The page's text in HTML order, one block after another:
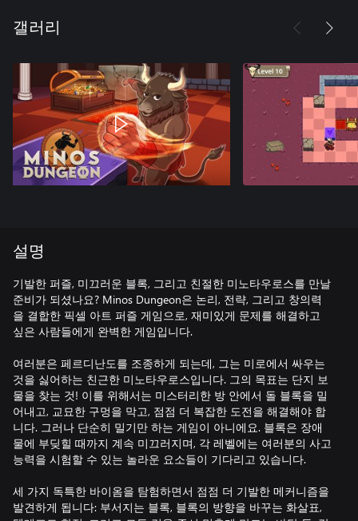
갤러리
설명
기발한 퍼즐, 미끄러운 블록, 그리고 친절한 미노타우로스를 만날
준비가 되셨나요? Minos Dungeon은 논리, 전략, 그리고 창의력
을 결합한 픽셀 아트 퍼즐 게임으로, 재미있게 문제를 해결하고
싶은 사람들에게 완벽한 게임입니다.
여러분은 페르디난도를 조종하게 되는데, 그는 미로에서 싸우는
것을 싫어하는 친근한 미노타우로스입니다. 그의 목표는 단지 보
물을 찾는 것! 이를 위해서는 미스터리한 방 안에서 돌 블록을 밀
어내고, 교묘한 구멍을 막고, 점점 더 복잡한 도전을 해결해야 합
니다. 그러나 단순히 밀기만 하는 게임이 아니에요. 블록은 장애
물에 부딪힐 때까지 계속 미끄러지며, 각 레벨에는 여러분의 사고
능력을 시험할 수 있는 놀라운 요소들이 기다리고 있습니다.
세 가지 독특한 바이옴을 탐험하면서 점점 더 기발한 메커니즘을
발견하게 됩니다: 부서지는 블록, 블록의 방향을 바꾸는 화살표,